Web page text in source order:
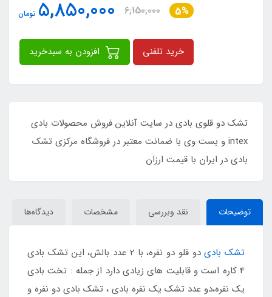
5%
6,150,000
5,850,000 تومان
خرید تلفنی
تشک دو قلوی بادی در سایت آنلاین فروش محصولات بادی
intex و بست وی با ضمانت معتبر در فروشگاه مرکزی تشک
بادی در ایران با قیمت ارزان
توضیحات نقد وبررسی مشخصات دیدگاه‌ها
تشک بادی
دو قلو دو نفره، با 2 عدد بالش، این تشک بادی
4 کاره است و قابلیت های زیادی دارد از جمله : تخت بادی
یک نفره،دو عدد تشک یک نفره بادی ، تشک بادی دو نفره و